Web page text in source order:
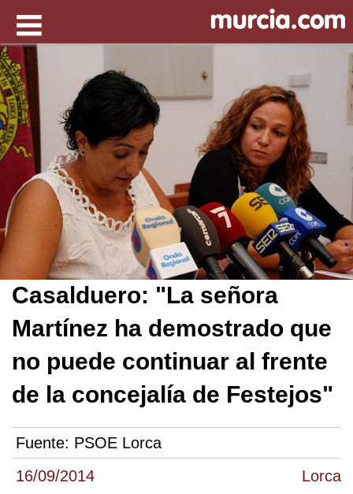
16/09/2014 Lorca
Casalduero: "La señora
Martínez ha demostrado que
no puede continuar al frente
de la concejalía de Festejos"
Fuente: PSOE Lorca